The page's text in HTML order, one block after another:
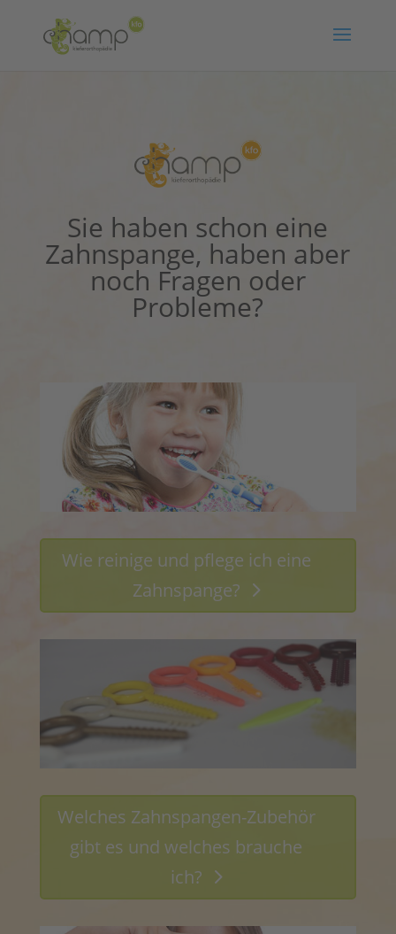
Sie haben schon eine
Zahnspange, haben aber
noch Fragen oder
Probleme?
Wie reinige und pflege ich eine
Zahnspange?
Welches Zahnspangen-Zubehör
gibt es und welches brauche
ich?
Oder füllen Sie unser Kontaktformular aus:
E-Mail-Adresse
Friedrichsdorf
Usingen
Bad Nauheim
Nachricht
Ich stimme zu, dass meine Angaben aus diesem
Kontaktformular zur Beantwortung meines Anliegens
erhoben und verarbeitet werden. Weitere Informationen
und Widerrufshinweise finden Sie in unserer
Datenschutzerklärung.
Schließen